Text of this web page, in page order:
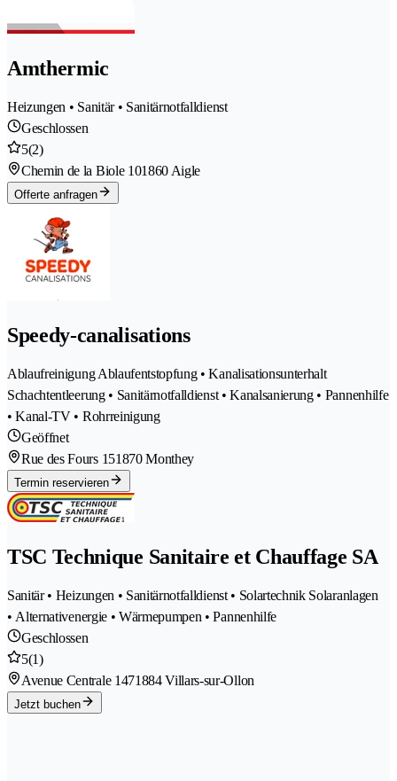
Amthermic
Heizungen • Sanitär • Sanitärnotfalldienst
Geschlossen
5(2)
Chemin de la Biole 101860 Aigle
Offerte anfragen
Speedy-canalisations
Ablaufreinigung Ablaufentstopfung • Kanalisationsunterhalt
Schachtentleerung • Sanitärnotfalldienst • Kanalsanierung • Pannenhilfe
• Kanal-TV • Rohrreinigung
Geöffnet
Rue des Fours 151870 Monthey
Termin reservieren
TSC Technique Sanitaire et Chauffage SA
Sanitär • Heizungen • Sanitärnotfalldienst • Solartechnik Solaranlagen
• Alternativenergie • Wärmepumpen • Pannenhilfe
Geschlossen
5(1)
Avenue Centrale 1471884 Villars-sur-Ollon
Jetzt buchen